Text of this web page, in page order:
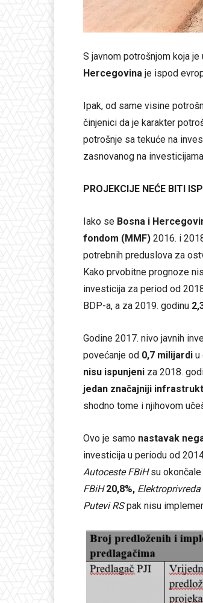
S javnom potrošnjom koja
Hercegovina je ispod
Ipak, od same visine
činjenici da je karakter
potrošnje sa tekuće na
zasnovanog na
PROJEKCIJE NEĆE BITI
Iako se Bosna i
fondom (MMF) 2016. i
potrebnih preduslova za
Kako prvobitne prognoze
investicija za period od
BDP-a, a za 2019. godinu
Godine 2017. nivo javnih
povećanje od 0,7 milijardi u
nisu ispunjeni za 2018.
jedan značajniji
shodno tome i njihovom
Ovo je samo nastavak
investicija u periodu od
Autoceste FBiHsu okončale
FBiH 20,8%,
Putevi RSpak nisu